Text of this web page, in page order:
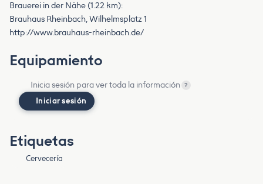
Brauerei in der Nähe (1.22 km):
Brauhaus Rheinbach, Wilhelmsplatz 1
http://www.brauhaus-rheinbach.de/
Equipamiento
Inicia sesión para ver toda la información ?
Iniciar sesión
Etiquetas
Cervecería